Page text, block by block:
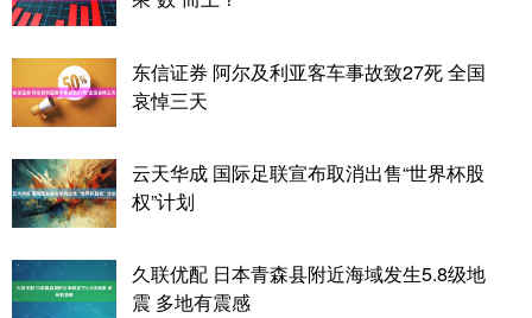
东信证券 阿尔及利亚客车事故致27死 全国
哀悼三天
云天华成 国际足联宣布取消出售“世界杯股
权”计划
久联优配 日本青森县附近海域发生5.8级地
震 多地有震感